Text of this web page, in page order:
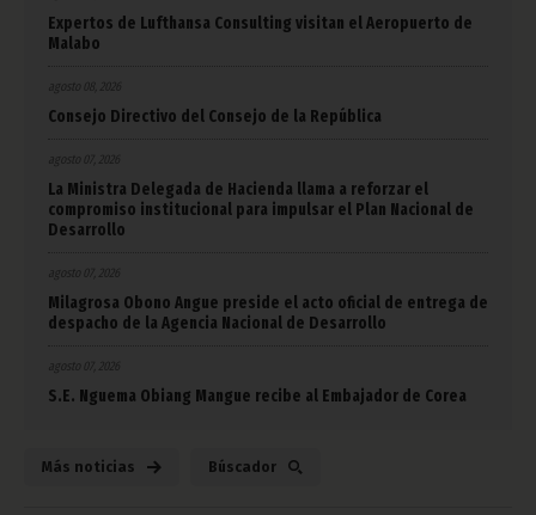
Expertos de Lufthansa Consulting visitan el Aeropuerto de
Malabo
agosto 08, 2026
Consejo Directivo del Consejo de la República
agosto 07, 2026
La Ministra Delegada de Hacienda llama a reforzar el
compromiso institucional para impulsar el Plan Nacional de
Desarrollo
agosto 07, 2026
Milagrosa Obono Angue preside el acto oficial de entrega de
despacho de la Agencia Nacional de Desarrollo
agosto 07, 2026
S.E. Nguema Obiang Mangue recibe al Embajador de Corea
Más noticias Búscador